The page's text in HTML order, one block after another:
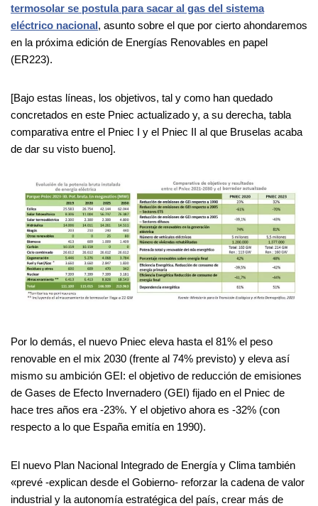
termosolar se postula para sacar al gas del sistema
eléctrico nacional, asunto sobre el que por cierto ahondaremos
en la próxima edición de Energías Renovables en papel
(ER223).
[Bajo estas líneas, los objetivos, tal y como han quedado
concretados en este Pniec actualizado y, a su derecha, tabla
comparativa entre el Pniec I y el Pniec II al que Bruselas acaba
de dar su visto bueno].
Por lo demás, el nuevo Pniec eleva hasta el 81% el peso
renovable en el mix 2030 (frente al 74% previsto) y eleva así
mismo su ambición GEI: el objetivo de reducción de emisiones
de Gases de Efecto Invernadero (GEI) fijado en el Pniec de
hace tres años era -23%. Y el objetivo ahora es -32% (con
respecto a lo que España emitía en 1990).
El nuevo Plan Nacional Integrado de Energía y Clima también
«prevé -explican desde el Gobierno- reforzar la cadena de valor
industrial y la autonomía estratégica del país, crear más de